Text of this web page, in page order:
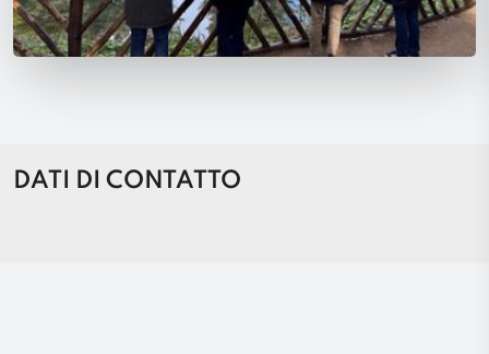
DATI DI CONTATTO